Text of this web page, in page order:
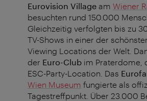
Eurovision Village am Wiener
besuchten rund 150.000
Gleichzeitig verfolgten bis zu
TV-Shows in einer der
Viewing Locations der Welt.
der Euro-Club im Praterdome,
ESC-Party-Location. Das
Wien Museum fungierte als
Tagestreffpunkt. Über 23.000